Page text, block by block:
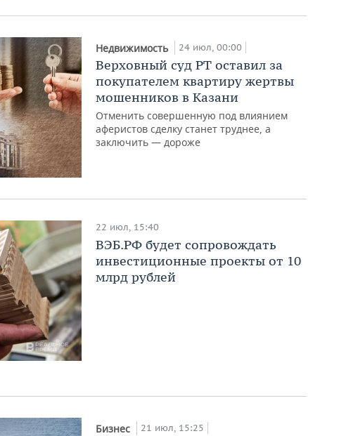
Недвижимость 24 июл, 00:00
Верховный суд РТ оставил за
покупателем квартиру жертвы
мошенников в Казани
Отменить совершенную под влиянием
аферистов сделку станет труднее, а
заключить — дороже
22 июл, 15:40
ВЭБ.РФ будет сопровождать
инвестиционные проекты от 10
млрд рублей
Бизнес 21 июл, 15:25